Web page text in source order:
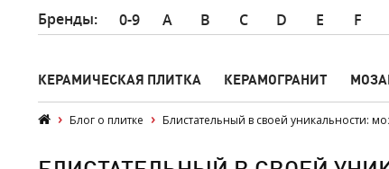
Бренды: 0-9 A B C D E F
КЕРАМИЧЕСКАЯ ПЛИТКА КЕРАМОГРАНИТ
Блог о плитке Блистательный в своей уникальности: